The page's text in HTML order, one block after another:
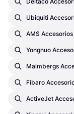
Ubiquiti
AMS
Yongnuo
Malmbergs
Fibaro
ActiveJet